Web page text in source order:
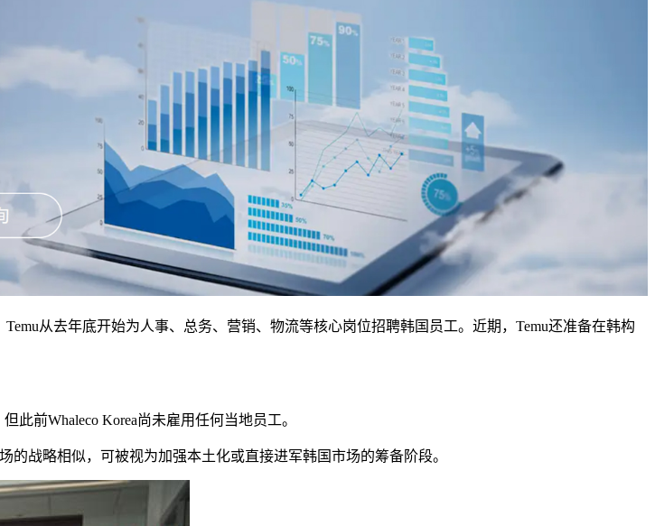
从去年底开始为人事、总务、营销、物流等核心岗位招聘韩国员工。近期，Temu还准备在韩构
此前Whaleco Korea尚未雇用任何当地员工。
战略相似，可被视为加强本土化或直接进军韩国市场的筹备阶段。